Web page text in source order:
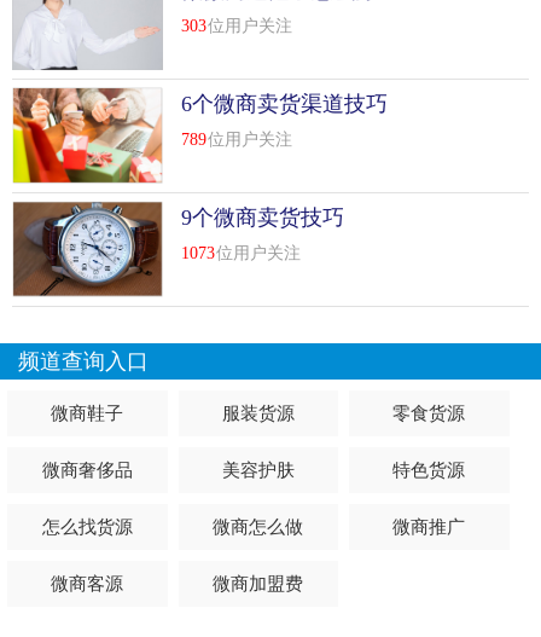
心，坚持下去
网上开店这个行业还是要学习的。不走弯路，省了你很多力
气
否则，如果你没有弄糟自己，就会伤害你的信心
刚开始争论不多，不急。未来有很多赚大钱的机会
走上正轨。几千不多。
开店本来就是为了学习商业经验和营销方法。
我也有几百个学裙子的朋友，以后互相学习。你不会感到孤
303位用户关注
6个微商卖货渠道技巧
789位用户关注
9个微商卖货技巧
1073位用户关注
频道查询入口
微商鞋子 服装货源 零食货源
微商奢侈品 美容护肤 特色货源
怎么找货源 微商怎么做 微商推广
微商客源 微商加盟费